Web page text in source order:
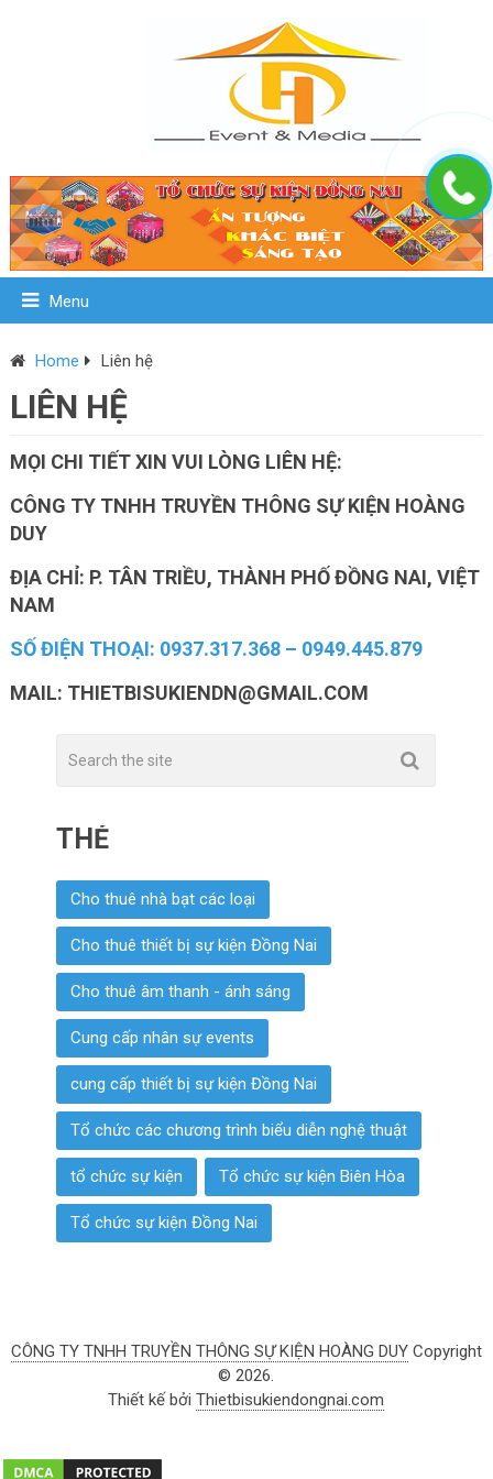
Menu
Home Liên hệ
LIÊN HỆ
MỌI CHI TIẾT XIN VUI LÒNG LIÊN HỆ:
CÔNG TY TNHH TRUYỀN THÔNG SỰ KIỆN HOÀNG
DUY
ĐỊA CHỈ: P. TÂN TRIỀU, THÀNH PHỐ ĐỒNG NAI, VIỆT
NAM
SỐ ĐIỆN THOẠI: 0937.317.368 – 0949.445.879
MAIL: THIETBISUKIENDN@GMAIL.COM
THẺ
Cho thuê nhà bạt các loại
Cho thuê thiết bị sự kiện Đồng Nai
Cho thuê âm thanh - ánh sáng
Cung cấp nhân sự events
cung cấp thiết bị sự kiện Đồng Nai
Tổ chức các chương trình biểu diễn nghệ thuật
tổ chức sự kiện Tổ chức sự kiện Biên Hòa
Tổ chức sự kiện Đồng Nai
CÔNG TY TNHH TRUYỀN THÔNG SỰ KIỆN HOÀNG DUYCopyright
© 2026.
Thiết kế bởiThietbisukiendongnai.com